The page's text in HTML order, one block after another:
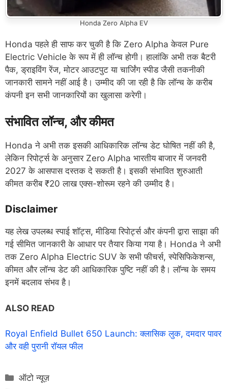
Honda Zero Alpha EV
Honda पहले ही साफ कर चुकी है कि Zero Alpha केवल Pure
Electric Vehicle के रूप में ही लॉन्च होगी। हालांकि अभी तक बैटरी
पैक, ड्राइविंग रेंज, मोटर आउटपुट या चार्जिंग स्पीड जैसी तकनीकी
जानकारी सामने नहीं आई है। उम्मीद की जा रही है कि लॉन्च के करीब
कंपनी इन सभी जानकारियों का खुलासा करेगी।
संभावित लॉन्च, और कीमत
Honda ने अभी तक इसकी आधिकारिक लॉन्च डेट घोषित नहीं की है,
लेकिन रिपोर्ट्स के अनुसार Zero Alpha भारतीय बाजार में जनवरी
2027 के आसपास दस्तक दे सकती है। इसकी संभावित शुरुआती
कीमत करीब ₹20 लाख एक्स-शोरूम रहने की उम्मीद है।
Disclaimer
यह लेख उपलब्ध स्पाई शॉट्स, मीडिया रिपोर्ट्स और कंपनी द्वारा साझा की
गई सीमित जानकारी के आधार पर तैयार किया गया है। Honda ने अभी
तक Zero Alpha Electric SUV के सभी फीचर्स, स्पेसिफिकेशन्स,
कीमत और लॉन्च डेट की आधिकारिक पुष्टि नहीं की है। लॉन्च के समय
इनमें बदलाव संभव है।
ALSO READ
Royal Enfield Bullet 650 Launch: क्लासिक लुक, दमदार पावर
और वही पुरानी रॉयल फील
Categories
ऑटो न्यूज़